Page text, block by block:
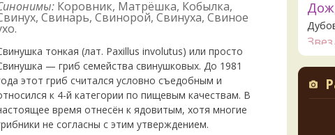
Коровник, Матрёшка, Кобылка,
Свинарь, Свинорой, Свинуха, Свиное
тонкая (лат. Paxillus involutus) или просто
— гриб семейства свинушковых. До 1981
этот гриб считался условно съедобным и
к 4-й категории по пищевым качествам. В
время отнесён к ядовитым, хотя многие
не согласны с этим утверждением.
2 дня